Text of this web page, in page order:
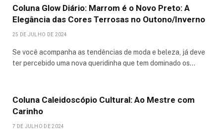
Coluna Glow Diário: Marrom é o Novo Preto: A
Elegância das Cores Terrosas no Outono/Inverno
25 DE JULHO DE 2024
Se você acompanha as tendências de moda e beleza, já deve
ter percebido uma nova queridinha que tem dominado os…
Coluna Caleidoscópio Cultural: Ao Mestre com
Carinho
7 DE JULHO DE 2024